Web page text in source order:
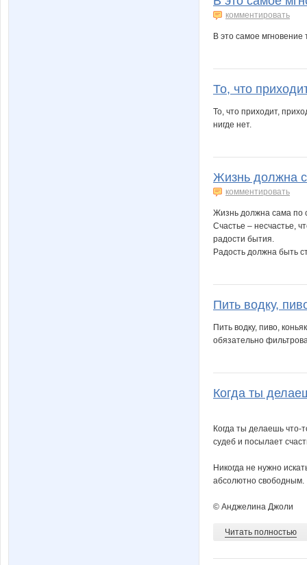
комментировать
В это самое
То, что
То, что приходит,
нигде нет.
Жизнь должна
комментировать
Жизнь должна сама по
Счастье – несчастье,
радости бытия.
Радость должна быть
Пить водку,
Пить водку, пиво,
обязательно
Когда ты
Когда ты делаешь что-
судеб и посылает
Никогда не нужно
абсолютно свободным.
© Анджелина Джоли
Читать полностью